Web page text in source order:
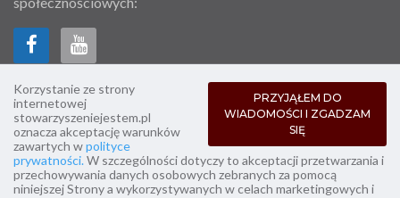
Copyright © 2022-2026 stowarzyszeniejestem.pl
PRZYJĄŁEM DO
WIADOMOŚCI I ZGADZAM
SIĘ
Korzystanie ze strony
internetowej
stowarzyszeniejestem.pl
oznacza akceptację warunków
zawartych wpolityce
prywatności.W szczególności dotyczy to akceptacji przetwarzania i
przechowywania danych osobowych zebranych za pomocą
niniejszej Strony a wykorzystywanych w celach marketingowych i